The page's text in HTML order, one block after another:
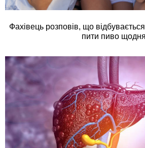
Фахівець розповів, що
пити пиво щодня